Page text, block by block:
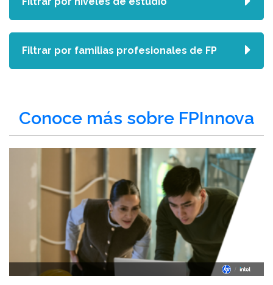
Conoce más sobre FPInnova
Filtrar por familias profesionales de FP